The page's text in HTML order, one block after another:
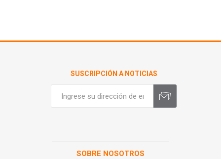
SUSCRIPCIÓN A NOTICIAS
SOBRE NOSOTROS